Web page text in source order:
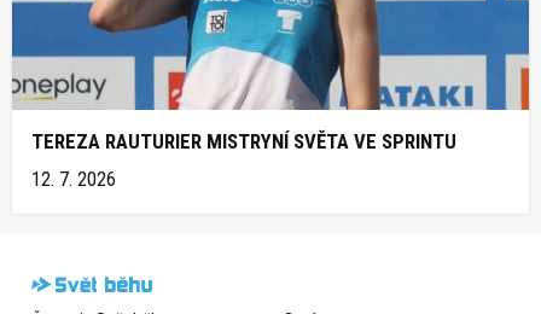
TEREZA RAUTURIER MISTRYNÍ SVĚTA VE SPRINTU
12. 7. 2026